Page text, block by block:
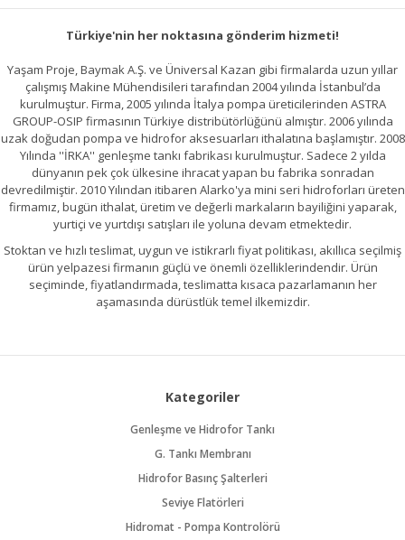
Türkiye'nin her noktasına gönderim hizmeti!
Yaşam Proje, Baymak A.Ş. ve Üniversal Kazan gibi firmalarda uzun yıllar
çalışmış Makine Mühendisileri tarafından 2004 yılında İstanbul’da
kurulmuştur. Firma, 2005 yılında İtalya pompa üreticilerinden ASTRA
GROUP-OSIP firmasının Türkiye distribütörlüğünü almıştır. 2006 yılında
uzak doğudan pompa ve hidrofor aksesuarları ithalatına başlamıştır. 2008
Yılında ''İRKA'' genleşme tankı fabrikası kurulmuştur. Sadece 2 yılda
dünyanın pek çok ülkesine ihracat yapan bu fabrika sonradan
devredilmiştir. 2010 Yılından itibaren Alarko'ya mini seri hidroforları üreten
firmamız, bugün ithalat, üretim ve değerli markaların bayiliğini yaparak,
yurtiçi ve yurtdışı satışları ile yoluna devam etmektedir.
Stoktan ve hızlı teslimat, uygun ve istikrarlı fiyat politikası, akıllıca seçilmiş
ürün yelpazesi firmanın güçlü ve önemli özelliklerindendir. Ürün
seçiminde, fiyatlandırmada, teslimatta kısaca pazarlamanın her
aşamasında dürüstlük temel ilkemizdir.
Kategoriler
Genleşme ve Hidrofor Tankı
G. Tankı Membranı
Hidrofor Basınç Şalterleri
Seviye Flatörleri
Hidromat - Pompa Kontrolörü